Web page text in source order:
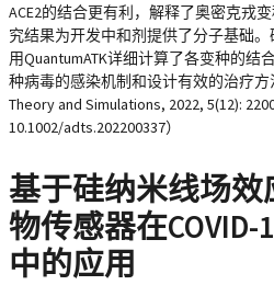
ACE2的结合更有利，解释了奥密克戎
究结果为开发中和剂提供了分子基础
用QuantumATK详细计算了各变种的结
种病毒的感染机制和设计有效的治疗
Theory and Simulations, 2022, 5(12):
10.1002/adts.202200337）
基于硅纳米线场
物传感器在
中的应用